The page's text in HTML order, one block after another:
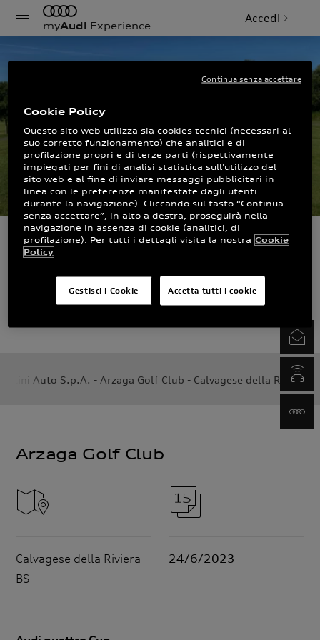
myAudi Experience
Accedi
Saottini Auto S.p.A.
- Calvagese della
Auto S.p.A. - Arzaga Golf Club - Calvagese della Riviera
Calvagese della Riviera
BS
24/6/2023
myAudi.com
Cookie Policy
Questo sito web utilizza sia cookies tecnici (necessari al
suo corretto funzionamento) che analitici e di
profilazione propri e di terze parti (rispettivamente
impiegati per fini di analisi statistica sull’utilizzo del
sito web e al fine di inviare messaggi pubblicitari in
linea con le preferenze manifestate dagli utenti
durante la navigazione). Cliccando sul tasto “Continua
senza accettare”, in alto a destra, proseguirà nella
navigazione in assenza di cookie (analitici, di
profilazione). Per tutti i dettagli visita la nostra Cookie
Policy
Accetta tutti i cookie
Gestisci i Cookie
Continua senza accettare